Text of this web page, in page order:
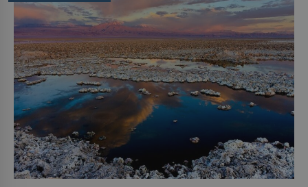
užitečná rostlina provází člověka už tisíce let.
Většina lidí vnímá rákos jen jako obyčejnou kulisu
letního koupání. Stačí se však podívat […]